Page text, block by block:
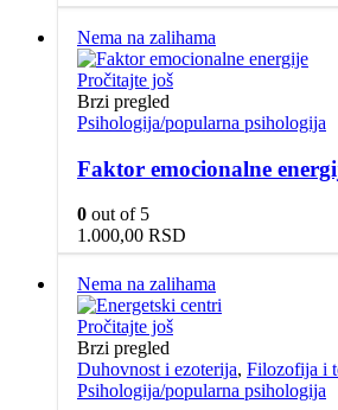
Nema na zalihama
Pročitajte još
Brzi pregled
Psihologija/popularna psihologija
Faktor emocionalne
0 out of 5
1.000,00 RSD
Nema na zalihama
Pročitajte još
Brzi pregled
Duhovnost i ezoterija, Filozofija i
Psihologija/popularna psihologija